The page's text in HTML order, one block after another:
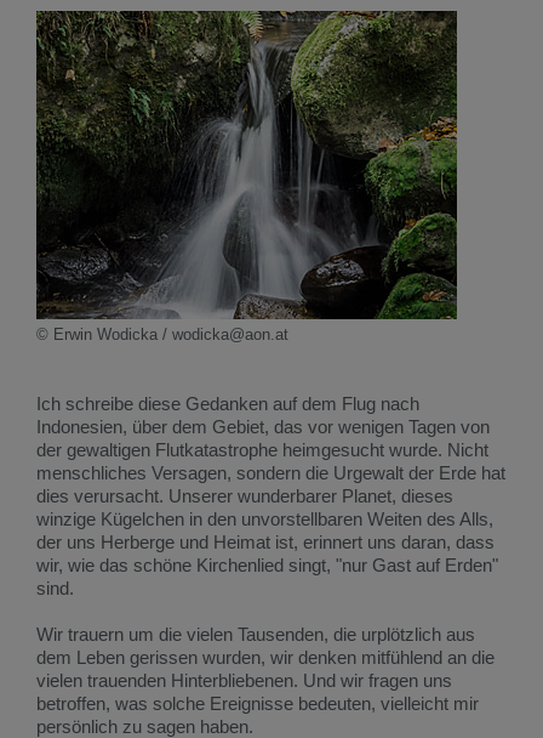
© Erwin Wodicka / wodicka@aon.at
Ich schreibe diese Gedanken auf dem Flug nach
Indonesien, über dem Gebiet, das vor wenigen Tagen von
der gewaltigen Flutkatastrophe heimgesucht wurde. Nicht
menschliches Versagen, sondern die Urgewalt der Erde hat
dies verursacht. Unserer wunderbarer Planet, dieses
winzige Kügelchen in den unvorstellbaren Weiten des Alls,
der uns Herberge und Heimat ist, erinnert uns daran, dass
wir, wie das schöne Kirchenlied singt, "nur Gast auf Erden"
sind.
Wir trauern um die vielen Tausenden, die urplötzlich aus
dem Leben gerissen wurden, wir denken mitfühlend an die
vielen trauenden Hinterbliebenen. Und wir fragen uns
betroffen, was solche Ereignisse bedeuten, vielleicht mir
persönlich zu sagen haben.